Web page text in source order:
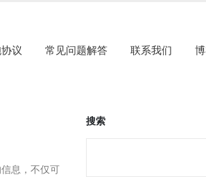
议 常见问题解答 联系我们
息，不仅可
搜索